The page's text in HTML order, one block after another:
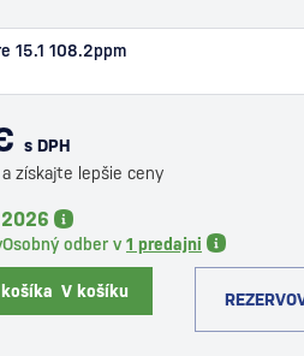
15.1 108.2ppm
s DPH
získajte lepšie ceny
Osobný odber v 1 predajni
V košíku